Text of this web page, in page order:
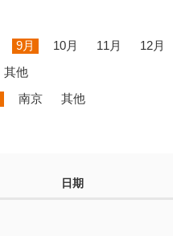
9月 10月 11月
12月
其他
南京
其他
日期